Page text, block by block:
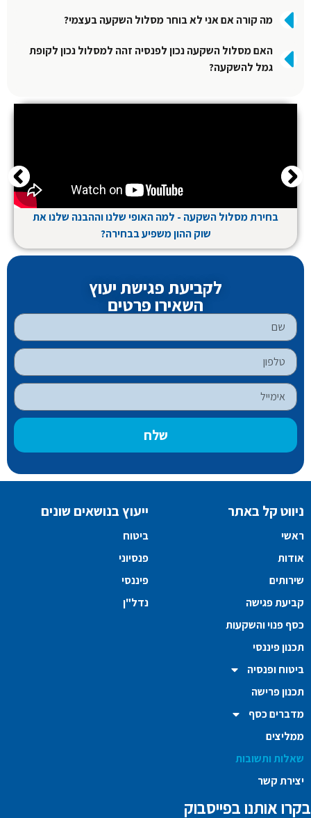
מה קורה אם אני לא בוחר מסלול השקעה בעצמי?
האם מסלול השקעה נכון לפנסיה זהה למסלול נכון לקופת
גמל להשקעה?
בחירת מסלול השקעה - למה האופי שלנו וההבנה שלנו את
שוק ההון משפיע בבחירה?
לקביעת פגישת יעוץ
השאירו פרטים
שלח
ניווט קל באתר
ראשי
אודות
שירותים
קביעת פגישה
כסף פנוי והשקעות
תכנון פיננסי
ביטוח ופנסיה
תכנון פרישה
מדברים כסף
ממליצים
שאלות ותשובות
יצירת קשר
ייעוץ בנושאים שונים
ביטוח
פנסיוני
פיננסי
נדל"ן
בקרו אותנו בפייסבוק